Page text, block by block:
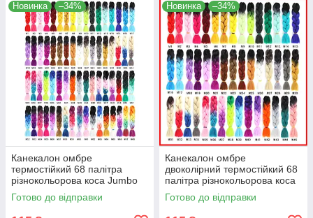
Новинка –34%
Канекалон омбре
термостійкий 68 палітра
різнокольорова коса Jumbo
braid довжина 60см вага
100гр для плетіння
Готово до відправки
Новинка –34%
Канекалон омбре
двоколірний термостійкий 68
палітра різнокольорова коса
Jumbo braid довжина 60см
вага 100гр для плетіння
Готово до відправки